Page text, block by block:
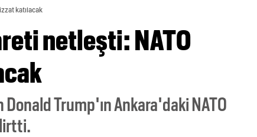
katılacak
netleşti: NATO
Donald Trump'ın Ankara'daki NATO